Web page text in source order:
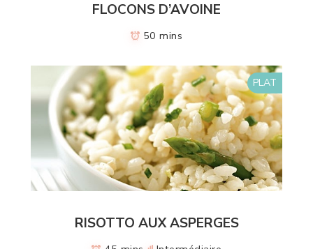
FLOCONS D’AVOINE
50 mins
PLAT
RISOTTO AUX ASPERGES